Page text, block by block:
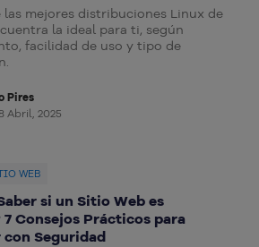
las mejores distribuciones Linux de
la ideal para ti, según
facilidad de uso y tipo de
Pires
Abril, 2025
WEB
si un Sitio Web es
7 Consejos Prácticos para
con Seguridad